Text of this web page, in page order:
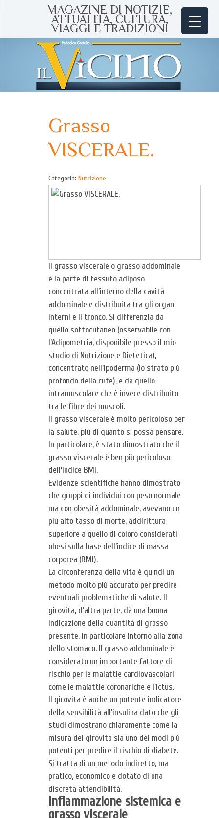
MAGAZINE DI NOTIZIE,
ATTUALITÀ, CULTURA,
VIAGGI E TRADIZIONI
Grasso
VISCERALE.
Categoria: Nutrizione
Il grasso viscerale o grasso addominale
è la parte di tessuto adiposo
concentrata all’interno della cavità
addominale e distribuita tra gli organi
interni e il tronco. Si differenzia da
quello sottocutaneo (osservabile con
l’Adipometria, disponibile presso il mio
studio di Nutrizione e Dietetica),
concentrato nell’ipoderma (lo strato più
profondo della cute), e da quello
intramuscolare che è invece distribuito
tra le fibre dei muscoli.
Il grasso viscerale è molto pericoloso per
la salute, più di quanto si possa pensare.
In particolare, è stato dimostrato che il
grasso viscerale è ben più pericoloso
dell’indice BMI.
Evidenze scientifiche hanno dimostrato
che gruppi di individui con peso normale
ma con obesità addominale, avevano un
più alto tasso di morte, addirittura
superiore a quello di coloro considerati
obesi sulla base dell’indice di massa
corporea (BMI).
La circonferenza della vita è quindi un
metodo molto più accurato per predire
eventuali problematiche di salute. Il
girovita, d’altra parte, dà una buona
indicazione della quantità di grasso
presente, in particolare intorno alla zona
dello stomaco. Il grasso addominale è
considerato un importante fattore di
rischio per le malattie cardiovascolari
come le malattie coronariche e l’ictus.
Il girovita è anche un potente indicatore
della sensibilità all’insulina dato che gli
studi dimostrano chiaramente come la
misura del girovita sia uno dei modi più
potenti per predire il rischio di diabete.
Si tratta di un metodo indiretto, ma
pratico, economico e dotato di una
discreta attendibilità.
Infiammazione sistemica e
grasso viscerale